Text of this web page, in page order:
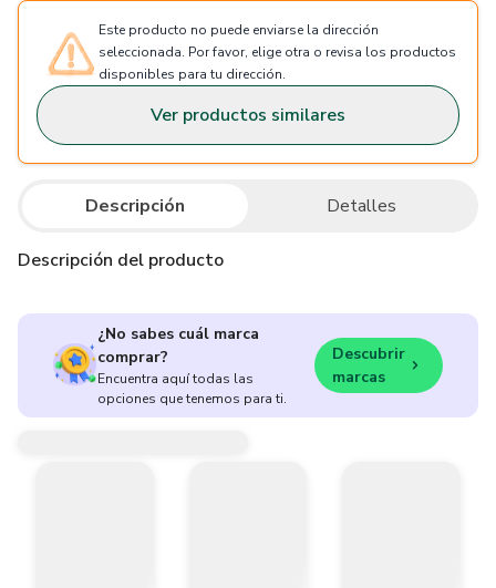
Este producto no puede enviarse la dirección
seleccionada. Por favor, elige otra o revisa los productos
disponibles para tu dirección.
Ver productos similares
Descripción Detalles
Descripción del producto
¿No sabes cuál marca
comprar?
Encuentra aquí todas las
opciones que tenemos para ti.
Descubrir
marcas